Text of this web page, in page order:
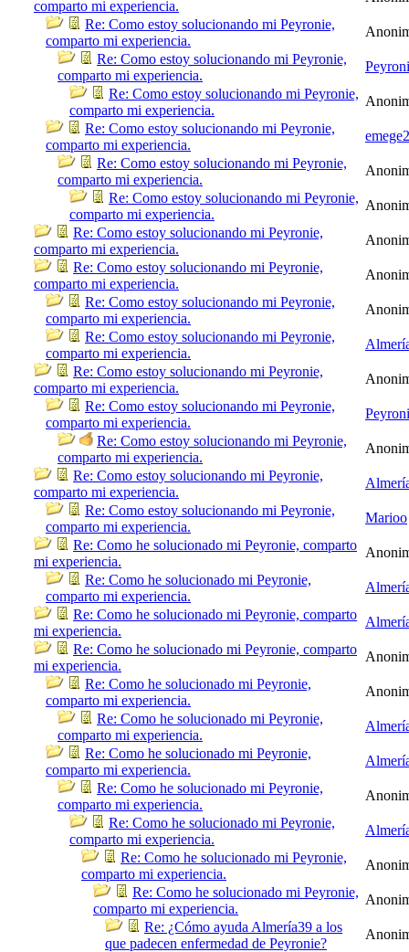
comparto mi experiencia.
Re: Como estoy solucionando mi Peyronie,
comparto mi experiencia.
Re: Como estoy solucionando mi Peyronie,
comparto mi experiencia.
Re: Como estoy solucionando mi Peyronie,
comparto mi experiencia.
Re: Como estoy solucionando mi Peyronie,
comparto mi experiencia.
Re: Como estoy solucionando mi Peyronie,
comparto mi experiencia.
Re: Como estoy solucionando mi Peyronie,
comparto mi experiencia.
Re: Como estoy solucionando mi Peyronie,
comparto mi experiencia.
Re: Como estoy solucionando mi Peyronie,
comparto mi experiencia.
Re: Como estoy solucionando mi Peyronie,
comparto mi experiencia.
Re: Como estoy solucionando mi Peyronie,
comparto mi experiencia.
Re: Como estoy solucionando mi Peyronie,
comparto mi experiencia.
Re: Como estoy solucionando mi Peyronie,
comparto mi experiencia.
Re: Como estoy solucionando mi Peyronie,
comparto mi experiencia.
Re: Como estoy solucionando mi Peyronie,
comparto mi experiencia.
Re: Como estoy solucionando mi Peyronie,
comparto mi experiencia.
Marioo
Re: Como he solucionado mi Peyronie, comparto
mi experiencia.
Re: Como he solucionado mi Peyronie,
comparto mi experiencia.
Re: Como he solucionado mi Peyronie, comparto
mi experiencia.
Re: Como he solucionado mi Peyronie, comparto
mi experiencia.
Re: Como he solucionado mi Peyronie,
comparto mi experiencia.
Re: Como he solucionado mi Peyronie,
comparto mi experiencia.
Re: Como he solucionado mi Peyronie,
comparto mi experiencia.
Re: Como he solucionado mi Peyronie,
comparto mi experiencia.
Re: Como he solucionado mi Peyronie,
comparto mi experiencia.
Re: Como he solucionado mi Peyronie,
comparto mi experiencia.
Re: Como he solucionado mi Peyronie,
comparto mi experiencia.
Re: ¿Cómo ayuda Almería39 a los
que padecen enfermedad de Peyronie?